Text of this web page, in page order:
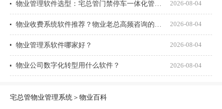
2026-08-04
2026-08-04
物业管理系软件哪家好？ 2026-08-04
物业公司数字化转型用什么软件？ 2026-08-04
宅总管物业管理系统＞物业百科